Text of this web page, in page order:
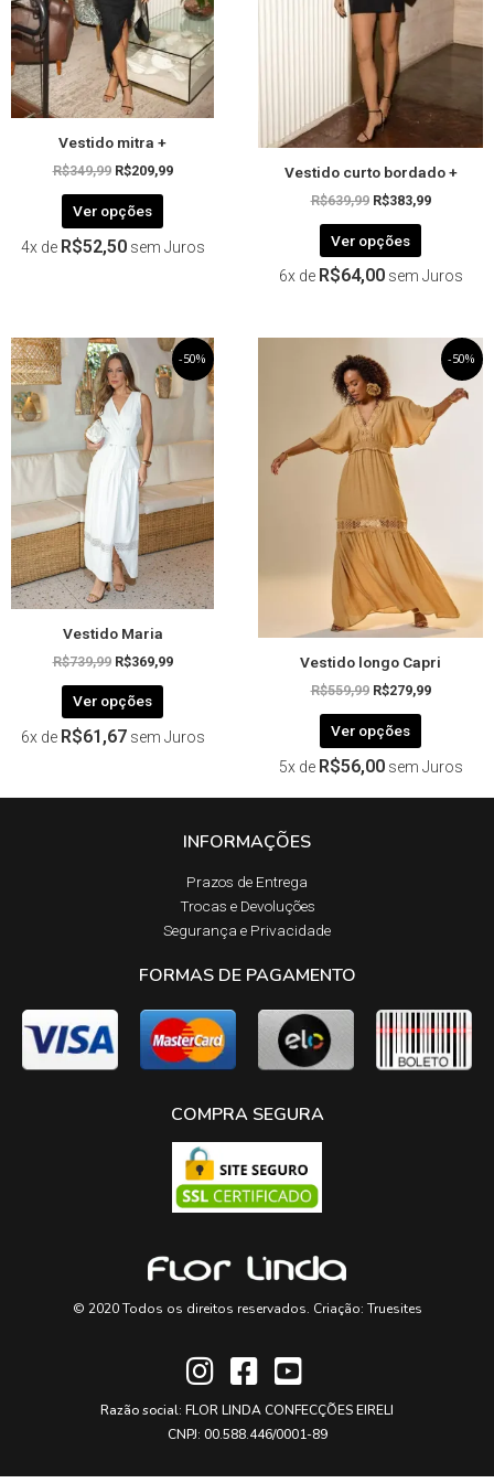
Vestido mitra +
R$349,99 R$209,99
Ver opções
podem
ser
escolhidas
na
página
do
produto
4x de R$52,50 sem Juros
Vestido curto bordado +
R$639,99 R$383,99
Ver opções
ser
na
página
do
produto
6x de R$64,00 sem Juros
-50%
Vestido Maria
R$739,99
O
preço
original
era:
R$739,99.
R$369,99
O
preço
atual
é:
Ver opções
Este
produto
tem
variantes.
opções
podem
ser
escolhidas
na
página
produto
6x de R$61,67 sem Juros
-50%
Vestido longo Capri
R$559,99
preço
original
era:
R$559,99.
R$279,99
preço
atual
é:
R$279,99.
Ver opções
Este
produto
tem
várias
variantes.
ser
escolhidas
na
página
do
produto
5x de R$56,00 sem Juros
INFORMAÇÕES
Prazos de Entrega​
Trocas e Devoluções​
Segurança e Privacidade
FORMAS DE PAGAMENTO
COMPRA SEGURA
© 2020 Todos os direitos reservados. Criação: Truesites
Razão social: FLOR LINDA CONFECÇÕES EIRELI
CNPJ: 00.588.446/0001-89